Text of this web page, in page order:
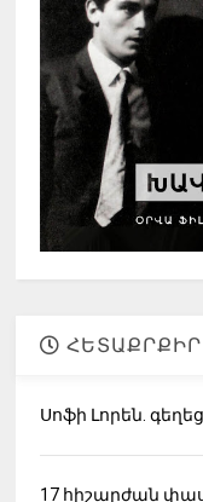
ՀԵՏԱՔՐՔԻՐ
Սոֆի Լորեն.
17 հիշարժան